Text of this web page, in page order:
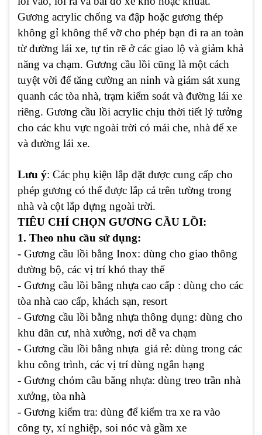
Gương acrylic chống va đập hoặc gương thép
không gỉ không thể vỡ cho phép bạn đi ra an toàn
từ đường lái xe, tự tin rẽ ở các giao lộ và giảm khả
năng va chạm. Gương cầu lồi cũng là một cách
tuyệt vời để tăng cường an ninh và giám sát xung
quanh các tòa nhà, trạm kiểm soát và đường lái xe
riêng. Gương cầu lồi acrylic chịu thời tiết lý tưởng
cho các khu vực ngoài trời có mái che, nhà để xe
và đường lái xe.
Lưu ý: Các phụ kiện lắp đặt được cung cấp cho
phép gương có thể được lắp cả trên tường trong
nhà và cột lắp dựng ngoài trời.
TIÊU CHÍ CHỌN GƯƠNG CẦU LỒI:
1. Theo nhu cầu sử dụng:
- Gương cầu lồi bằng Inox: dùng cho giao thông
đường bộ, các vị trí khó thay thế
- Gương cầu lồi bằng nhựa cao cấp : dùng cho các
tòa nhà cao cấp, khách sạn, resort
- Gương cầu lồi bằng nhựa thông dụng: dùng cho
khu dân cư, nhà xưởng, nơi dễ va chạm
- Gương cầu lồi bằng nhựa giá rẻ: dùng trong các
khu công trình, các vị trí dùng ngắn hạng
- Gương chỏm cầu bằng nhựa: dùng treo trần nhà
xưởng, tòa nhà
- Gương kiểm tra: dùng để kiểm tra xe ra vào
công ty, xí nghiệp, soi nóc và gầm xe